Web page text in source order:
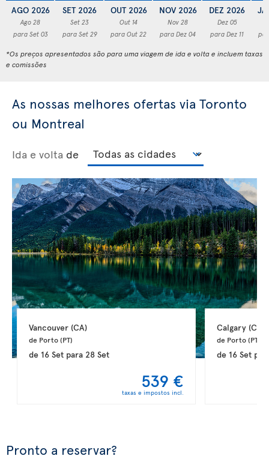
AGO 2026
Ago 28
para Set 03
SET 2026
Set 23
para Set 29
OUT 2026
Out 14
para Out 22
NOV 2026
Nov 28
para Dez 04
DEZ 2026
Dez 05
para Dez 11
*Os preços apresentados são para uma viagem de ida e volta e incluem taxas
e comissões
As nossas melhores ofertas via Toronto
ou Montreal
Ida e volta de
Vancouver (CA)
de Porto (PT)
de 16 Setpara 28 Set
539 €
taxas e impostos incl.
Calgary (CA)
de Porto (PT)
de 16 Set
Pronto a reservar?